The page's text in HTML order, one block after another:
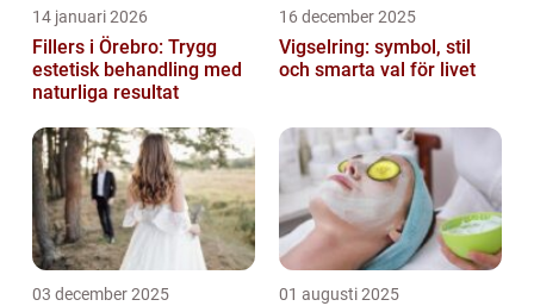
14 januari 2026
Fillers i Örebro: Trygg
estetisk behandling med
naturliga resultat
16 december 2025
Vigselring: symbol, stil
och smarta val för livet
03 december 2025 01 augusti 2025